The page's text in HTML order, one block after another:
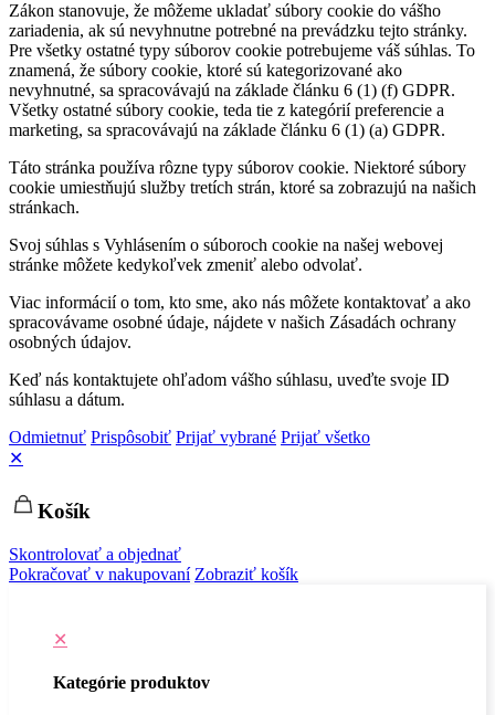
Zákon stanovuje, že môžeme ukladať súbory cookie do vášho
zariadenia, ak sú nevyhnutne potrebné na prevádzku tejto stránky.
Pre všetky ostatné typy súborov cookie potrebujeme váš súhlas. To
znamená, že súbory cookie, ktoré sú kategorizované ako
nevyhnutné, sa spracovávajú na základe článku 6 (1) (f) GDPR.
Všetky ostatné súbory cookie, teda tie z kategórií preferencie a
marketing, sa spracovávajú na základe článku 6 (1) (a) GDPR.
Táto stránka používa rôzne typy súborov cookie. Niektoré súbory
cookie umiestňujú služby tretích strán, ktoré sa zobrazujú na našich
stránkach.
Svoj súhlas s Vyhlásením o súboroch cookie na našej webovej
stránke môžete kedykoľvek zmeniť alebo odvolať.
Viac informácií o tom, kto sme, ako nás môžete kontaktovať a ako
spracovávame osobné údaje, nájdete v našich Zásadách ochrany
osobných údajov.
Keď nás kontaktujete ohľadom vášho súhlasu, uveďte svoje ID
súhlasu a dátum.
Odmietnuť Prispôsobiť Prijať vybrané Prijať všetko
✕
Košík
Skontrolovať a objednať
Pokračovať v nakupovaní Zobraziť košík
✕
Kategórie produktov